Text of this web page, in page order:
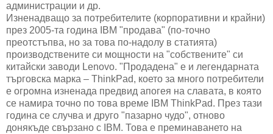
администрации и др.
Изненадващо за потребителите (корпоративни и крайни)
през 2005-та година IBM "продава" (по-точно
преотстъпва, но за това по-надолу в статията)
производствените си мощности на "собствените" си
китайски заводи Lenovo. "Продадена" е и легендарната
търговска марка – ThinkPad, което за много потребители
е огромна изненада предвид апогея на славата, в която
се намира точно по това време IBM ThinkPad. През тази
година се случва и друго "пазарно чудо", отново
донякъде свързано с IBM. Това е преминаването на